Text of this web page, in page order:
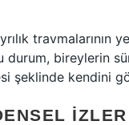
travmalarının
durum, bireylerin
şeklinde kendini
İZLER